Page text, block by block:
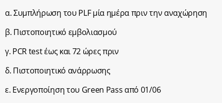
α. Συμπλήρωση του PLF μία ημέρα πριν την αναχώρηση
β. Πιστοποιητικό εμβολιασμού
γ. PCR test έως και 72 ώρες πριν
δ. Πιστοποιητικό ανάρρωσης
ε. Ενεργοποίηση του Green Pass από 01/06